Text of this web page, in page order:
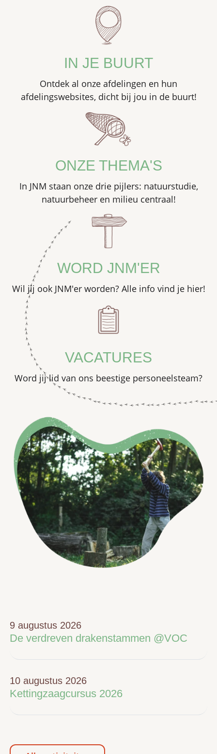
IN JE BUURT
Ontdek al onze afdelingen en hun
afdelingswebsites, dicht bij jou in de buurt!
ONZE THEMA'S
In JNM staan onze drie pijlers: natuurstudie,
natuurbeheer en milieu centraal!
WORD JNM'ER
Wil jij ook JNM'er worden? Alle info vind je hier!
VACATURES
Word jij lid van ons beestige personeelsteam?
9 augustus 2026
De verdreven drakenstammen @VOC
10 augustus 2026
Kettingzaagcursus 2026